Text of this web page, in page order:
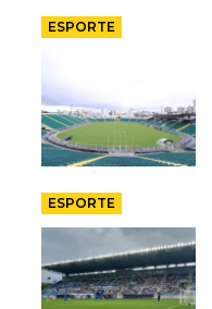
ESPORTE
ESPORTE